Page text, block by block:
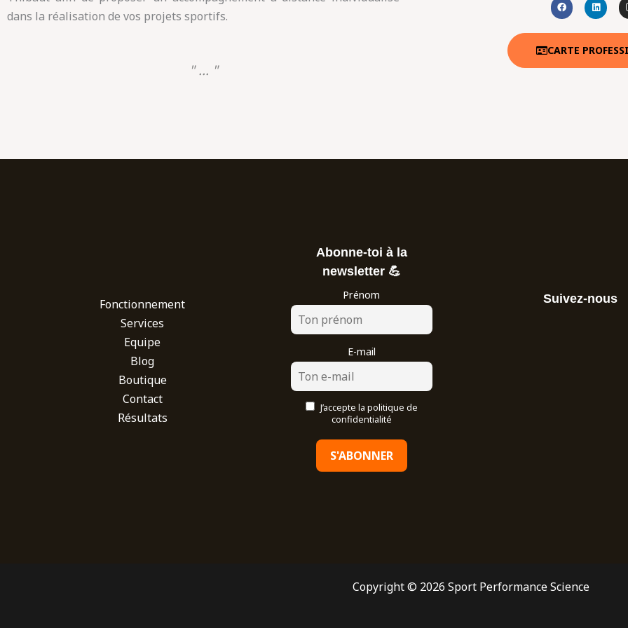
dans la réalisation de vos projets sportifs.
" ... "
c
e
o
k
n
k
i
n
CARTE
Fonctionnement
Services
Equipe
Blog
Boutique
Contact
Résultats
Abonne-toi à la
newsletter 💪
Prénom
E-mail
J’accepte la politique de
confidentialité
Suivez-nous
Copyright © 2026 Sport Performance Science